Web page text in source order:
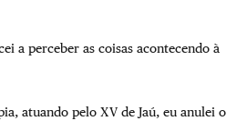
a perceber as coisas acontecendo à
atuando pelo XV de Jaú, eu anulei o